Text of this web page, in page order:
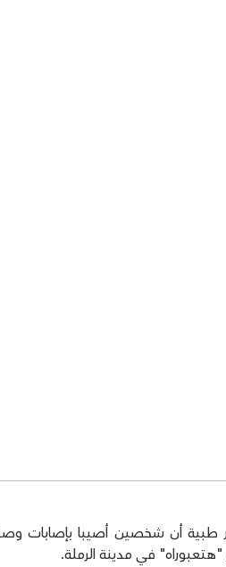
نقلاً عن مصادر طبية أن شخصين أصيبا
في مدينة الرملة.